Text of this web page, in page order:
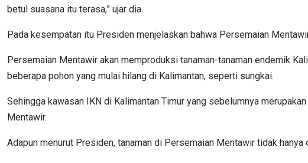
betul suasana itu terasa,” ujar dia.
Pada kesempatan itu Presiden menjelaskan bahwa Persemaian
Persemaian Mentawir akan memproduksi tanaman-tanaman endemik
beberapa pohon yang mulai hilang di Kalimantan, seperti sungkai.
Sehingga kawasan IKN di Kalimantan Timur yang sebelumnya
Mentawir.
Adapun menurut Presiden, tanaman di Persemaian Mentawir tidak